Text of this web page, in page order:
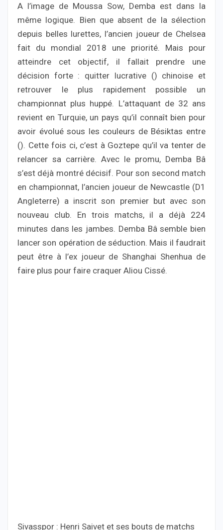
A l’image de Moussa Sow, Demba est dans la
même logique. Bien que absent de la sélection
depuis belles lurettes, l’ancien joueur de Chelsea
fait du mondial 2018 une priorité. Mais pour
atteindre cet objectif, il fallait prendre une
décision forte : quitter lucrative () chinoise et
retrouver le plus rapidement possible un
championnat plus huppé. L’attaquant de 32 ans
revient en Turquie, un pays qu’il connaît bien pour
avoir évolué sous les couleurs de Bésiktas entre
(). Cette fois ci, c’est à Goztepe qu’il va tenter de
relancer sa carrière. Avec le promu, Demba Bâ
s’est déjà montré décisif. Pour son second match
en championnat, l’ancien joueur de Newcastle (D1
Angleterre) a inscrit son premier but avec son
nouveau club. En trois matchs, il a déjà 224
minutes dans les jambes. Demba Bâ semble bien
lancer son opération de séduction. Mais il faudrait
peut être à l’ex joueur de Shanghai Shenhua de
faire plus pour faire craquer Aliou Cissé.
Sivasspor : Henri Saivet et ses bouts de matchs